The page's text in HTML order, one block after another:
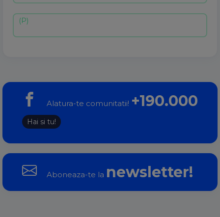
Alatura-te comunitatii! +190.000
Hai si tu!
Aboneaza-te la newsletter!